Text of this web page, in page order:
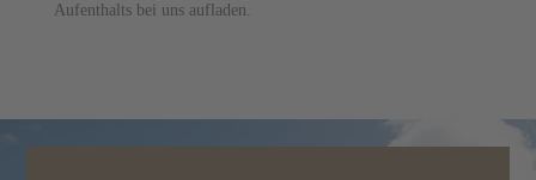
Aufenthalts bei uns aufladen.